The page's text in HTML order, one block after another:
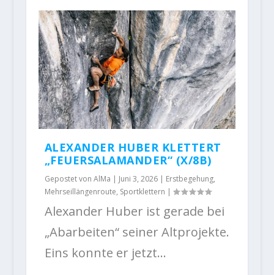
ALEXANDER HUBER KLETTERT
„FEUERSALAMANDER“ (X/8B)
Gepostet von AlMa | Juni 3, 2026| Erstbegehung,
Mehrseillängenroute, Sportklettern |
Alexander Huber ist gerade bei
„Abarbeiten“ seiner Altprojekte.
Eins konnte er jetzt...